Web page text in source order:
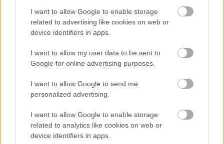
I want to allow Google to enable storage
related to advertising like cookies on web or
device identifiers in apps.
I want to allow my user data to be sent to
Google for online advertising purposes.
I want to allow Google to send me
personalized advertising.
I want to allow Google to enable storage
related to analytics like cookies on web or
device identifiers in apps.
Διαβάστε επίσης